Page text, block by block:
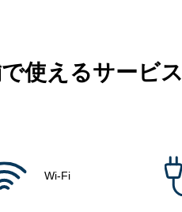
使えるサービス
Wi-Fi